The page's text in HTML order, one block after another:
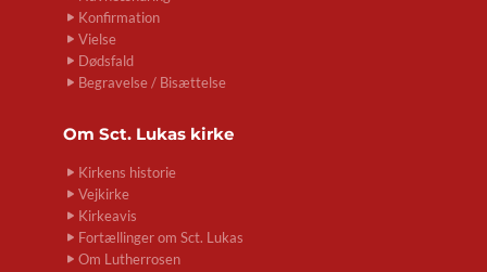
Konfirmation
Vielse
Dødsfald
Begravelse / Bisættelse
Om Sct. Lukas kirke
Kirkens historie
Vejkirke
Kirkeavis
Fortællinger om Sct. Lukas
Om Lutherrosen